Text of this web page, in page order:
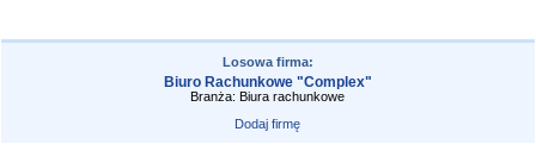
Losowa firma:
Biuro Rachunkowe "Complex"
Branża: Biura rachunkowe
Dodaj firmę